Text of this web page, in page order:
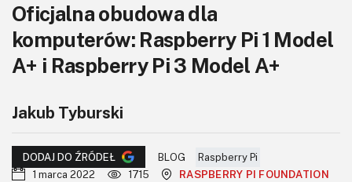
Kursy
DIY+
KITy AVT
Oficjalna obudowa dla
komputerów: Raspberry Pi 1 Model
A+ i Raspberry Pi 3 Model A+
Jakub Tyburski
DODAJ DO ŹRÓDEŁ BLOG
Raspberry Pi
1 marca 2022
1715 RASPBERRY PI FOUNDATION